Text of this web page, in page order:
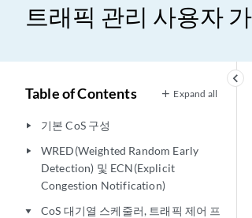
트래픽 관리 사용자
keyboard_arrow_left
Table of Contents Expand all
play_arrow 기본 CoS 구성
play_arrow
WRED(Weighted Random Early
Detection) 및 ECN(Explicit
Congestion Notification)
play_arrow
CoS 대기열 스케줄러, 트래픽 제어 프